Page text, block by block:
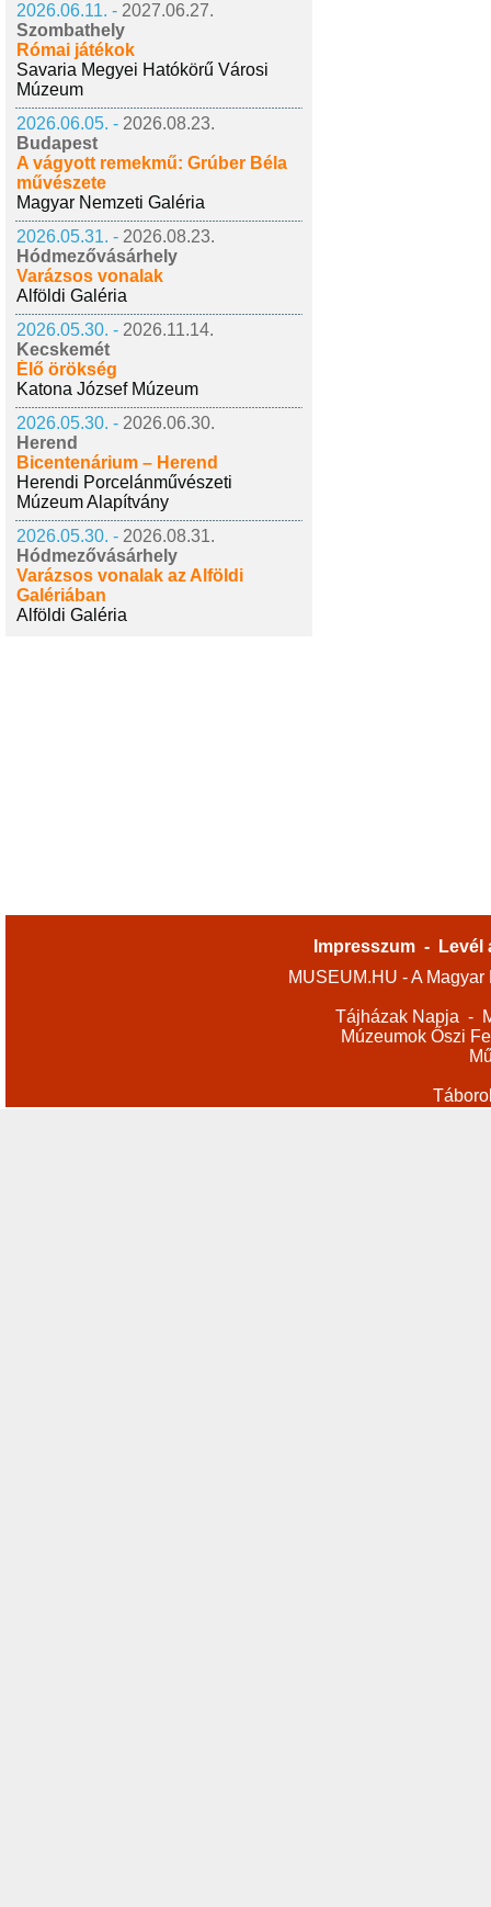
2026.06.11. - 2027.06.27.
Szombathely
Római játékok
Savaria Megyei Hatókörű Városi
Múzeum
2026.06.05. - 2026.08.23.
Budapest
A vágyott remekmű: Grúber Béla
művészete
Magyar Nemzeti Galéria
2026.05.31. - 2026.08.23.
Hódmezővásárhely
Varázsos vonalak
Alföldi Galéria
2026.05.30. - 2026.11.14.
Kecskemét
Élő örökség
Katona József Múzeum
2026.05.30. - 2026.06.30.
Herend
Bicentenárium – Herend
Herendi Porcelánművészeti
Múzeum Alapítvány
2026.05.30. - 2026.08.31.
Hódmezővásárhely
Varázsos vonalak az Alföldi
Galériában
Alföldi Galéria
Impresszum -
Levél
MUSEUM.HU - A
Tájházak Napja -
Múzeumok Őszi